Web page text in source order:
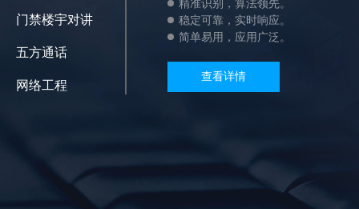
门禁楼宇对讲
五方通话
网络工程
精准识别，算法领先。
稳定可靠，实时响应。
简单易用，应用广泛。
查看详情